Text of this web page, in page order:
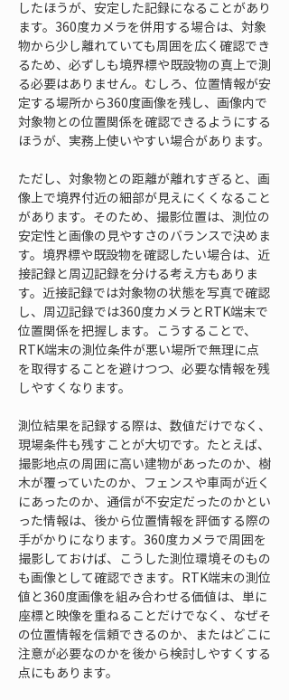
したほうが、安定した記録になることがあり
ます。360度カメラを併用する場合は、対象
物から少し離れていても周囲を広く確認でき
るため、必ずしも境界標や既設物の真上で測
る必要はありません。むしろ、位置情報が安
定する場所から360度画像を残し、画像内で
対象物との位置関係を確認できるようにする
ほうが、実務上使いやすい場合があります。
ただし、対象物との距離が離れすぎると、画
像上で境界付近の細部が見えにくくなること
があります。そのため、撮影位置は、測位の
安定性と画像の見やすさのバランスで決めま
す。境界標や既設物を確認したい場合は、近
接記録と周辺記録を分ける考え方もありま
す。近接記録では対象物の状態を写真で確認
し、周辺記録では360度カメラとRTK端末で
位置関係を把握します。こうすることで、
RTK端末の測位条件が悪い場所で無理に点
を取得することを避けつつ、必要な情報を残
しやすくなります。
測位結果を記録する際は、数値だけでなく、
現場条件も残すことが大切です。たとえば、
撮影地点の周囲に高い建物があったのか、樹
木が覆っていたのか、フェンスや車両が近く
にあったのか、通信が不安定だったのかとい
った情報は、後から位置情報を評価する際の
手がかりになります。360度カメラで周囲を
撮影しておけば、こうした測位環境そのもの
も画像として確認できます。RTK端末の測位
値と360度画像を組み合わせる価値は、単に
座標と映像を重ねることだけでなく、なぜそ
の位置情報を信頼できるのか、またはどこに
注意が必要なのかを後から検討しやすくする
点にもあります。